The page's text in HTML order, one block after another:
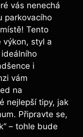
vás nenechá
parkovacího
Tento
výkon, styl a
i
vám
na
nejlepší tipy, jak
Připravte se,
– tohle bude